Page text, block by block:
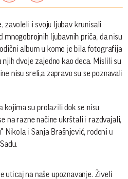
zavoleli i svoju ljubav krunisali
mnogobrojnih ljubavnih priča, da nisu
album u kome je bila fotografija
dvoje zajedno kao deca. Mislili su
nisu sreli,a zapravo su se poznavali
kojima su prolazili dok se nisu
na razne načine ukrštali i razdvajali,
Nikola i Sanja Brašnjević, rođeni u
uticaj na naše upoznavanje. Živeli